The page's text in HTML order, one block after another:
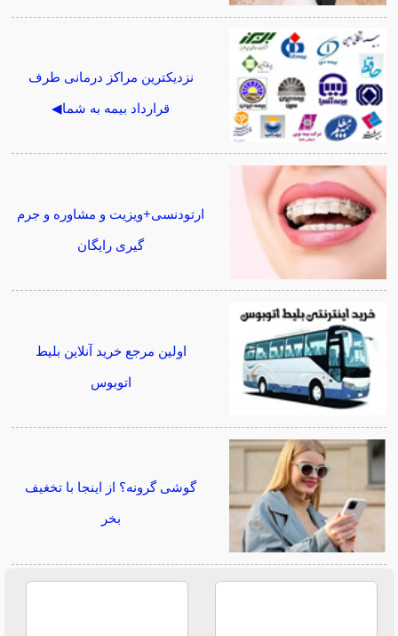
نزدیکترین مراکز درمانی طرف
قرارداد بیمه به شما◀
ارتودنسی+ویزیت و مشاوره و جرم
گیری رایگان
اولین مرجع خرید آنلاین بلیط
اتوبوس
گوشی گرونه؟ از اینجا با تخغیف
بخر